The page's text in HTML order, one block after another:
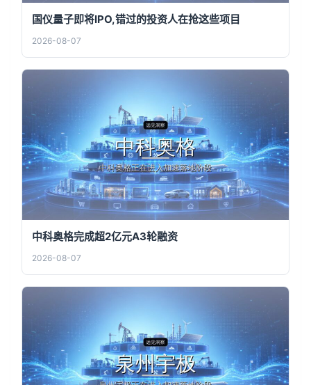
国仪量子即将IPO,错过的投资人在抢这些项目
2026-08-07
中科奥格完成超2亿元A3轮融资
2026-08-07